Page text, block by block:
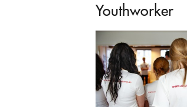
Youthworker